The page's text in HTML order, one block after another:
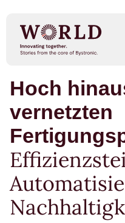
Inhalt
Success Stories
Our People
Trends
Events
METAL SHAPE SHIFTERS
Hoch
vernetzten